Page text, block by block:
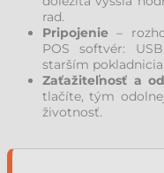
rad.
Pripojenie –
POS softvér:
starším
Zaťažiteľnosť a
tlačíte, tým
životnosť.